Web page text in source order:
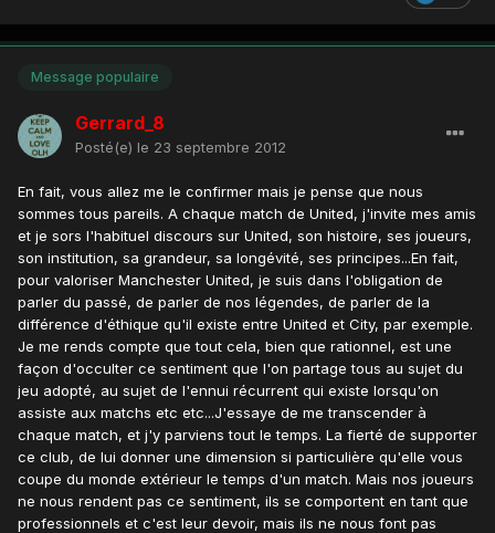
Message populaire
Gerrard_8
Posté(e) le 23 septembre 2012
En fait, vous allez me le confirmer mais je pense que nous
sommes tous pareils. A chaque match de United, j'invite mes amis
et je sors l'habituel discours sur United, son histoire, ses joueurs,
son institution, sa grandeur, sa longévité, ses principes...En fait,
pour valoriser Manchester United, je suis dans l'obligation de
parler du passé, de parler de nos légendes, de parler de la
différence d'éthique qu'il existe entre United et City, par exemple.
Je me rends compte que tout cela, bien que rationnel, est une
façon d'occulter ce sentiment que l'on partage tous au sujet du
jeu adopté, au sujet de l'ennui récurrent qui existe lorsqu'on
assiste aux matchs etc etc...J'essaye de me transcender à
chaque match, et j'y parviens tout le temps. La fierté de supporter
ce club, de lui donner une dimension si particulière qu'elle vous
coupe du monde extérieur le temps d'un match. Mais nos joueurs
ne nous rendent pas ce sentiment, ils se comportent en tant que
professionnels et c'est leur devoir, mais ils ne nous font pas